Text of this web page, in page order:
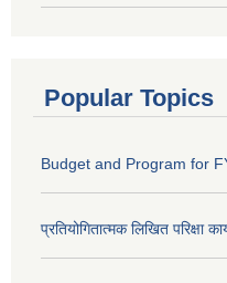
Popular Topics
Budget and Program for
प्रतियोगितात्मक लिखित परिक्षा